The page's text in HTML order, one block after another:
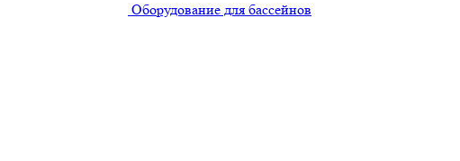
Оборудование для бассейнов